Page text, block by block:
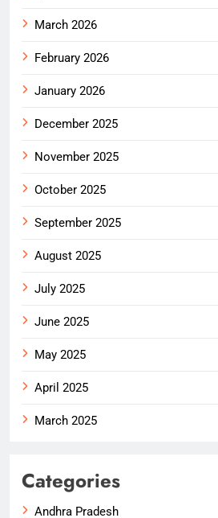
March 2026
February 2026
January 2026
December 2025
November 2025
October 2025
September 2025
August 2025
July 2025
June 2025
May 2025
April 2025
March 2025
Categories
Andhra Pradesh